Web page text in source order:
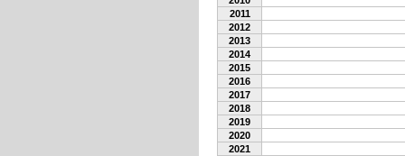
2011
2012
2013
2014
2015
2016
2017
2018
2019
2020
2021